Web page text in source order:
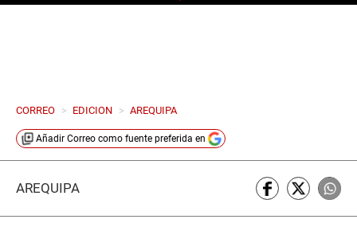
CORREO > EDICION > AREQUIPA
Añadir Correo como fuente preferida en
AREQUIPA